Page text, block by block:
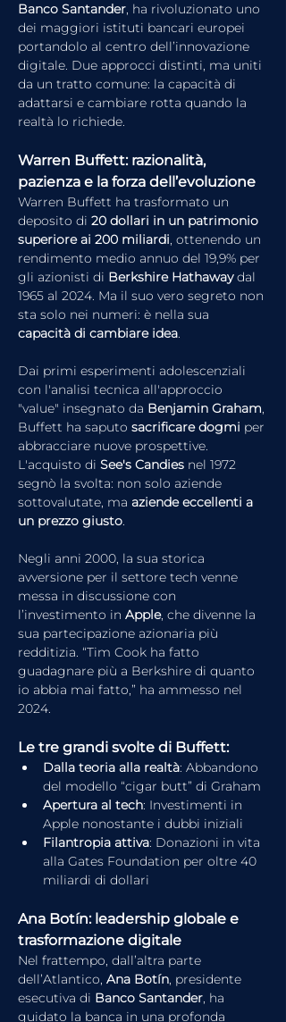
Banco Santander, ha rivoluzionato uno
dei maggiori istituti bancari europei
portandolo al centro dell’innovazione
digitale. Due approcci distinti, ma uniti
da un tratto comune: la capacità di
adattarsi e cambiare rotta quando la
realtà lo richiede.
Warren Buffett: razionalità,
pazienza e la forza dell’evoluzione
Warren Buffett ha trasformato un
deposito di 20 dollari in un patrimonio
superiore ai 200 miliardi, ottenendo un
rendimento medio annuo del 19,9% per
gli azionisti di Berkshire Hathaway dal
1965 al 2024. Ma il suo vero segreto non
sta solo nei numeri: è nella sua
capacità di cambiare idea.
Dai primi esperimenti adolescenziali
con l'analisi tecnica all'approccio
"value" insegnato da Benjamin Graham,
Buffett ha saputo sacrificare dogmi per
abbracciare nuove prospettive.
L'acquisto di See's Candies nel 1972
segnò la svolta: non solo aziende
sottovalutate, ma aziende eccellenti a
un prezzo giusto.
Negli anni 2000, la sua storica
avversione per il settore tech venne
messa in discussione con
l’investimento in Apple, che divenne la
sua partecipazione azionaria più
redditizia. “Tim Cook ha fatto
guadagnare più a Berkshire di quanto
io abbia mai fatto,” ha ammesso nel
2024.
Le tre grandi svolte di Buffett:
Dalla teoria alla realtà: Abbandono
del modello “cigar butt” di Graham
Apertura al tech: Investimenti in
Apple nonostante i dubbi iniziali
Filantropia attiva: Donazioni in vita
alla Gates Foundation per oltre 40
miliardi di dollari
Ana Botín: leadership globale e
trasformazione digitale
Nel frattempo, dall’altra parte
dell’Atlantico, Ana Botín, presidente
esecutiva di Banco Santander, ha
guidato la banca in una profonda